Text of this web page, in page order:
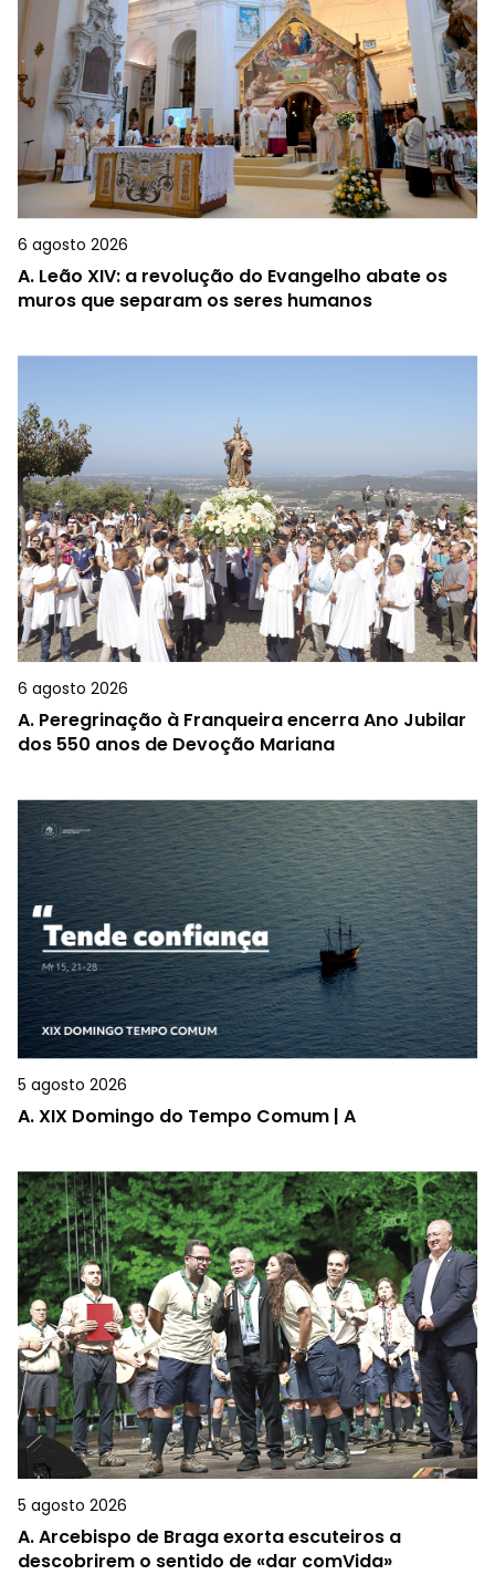
6 agosto 2026
A. Leão XIV: a revolução do Evangelho abate os
muros que separam os seres humanos
6 agosto 2026
A. Peregrinação à Franqueira encerra Ano Jubilar
dos 550 anos de Devoção Mariana
5 agosto 2026
A.XIX Domingo do Tempo Comum | A
5 agosto 2026
A.Arcebispo de Braga exorta escuteiros a
descobrirem o sentido de «dar comVida»